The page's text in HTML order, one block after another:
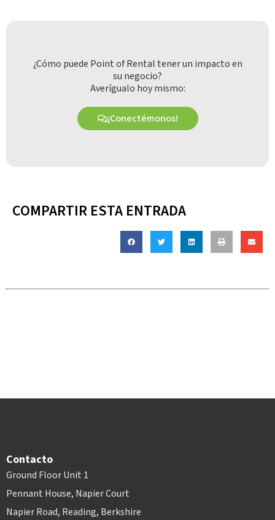
¿Cómo puede Point of Rental tener un impacto en
su negocio?
Averígualo hoy mismo:
¡Conectémonos!
COMPARTIR ESTA ENTRADA
Contacto
Ground Floor Unit 1
Pennant House, Napier Court
Napier Road, Reading, Berkshire